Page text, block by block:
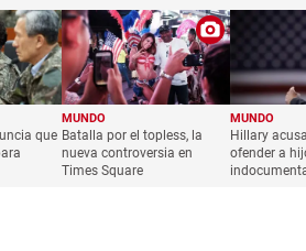
que
MUNDO
Batalla por el topless, la
nueva controversia en
Times Square
MUNDO
Hillary
ofender a